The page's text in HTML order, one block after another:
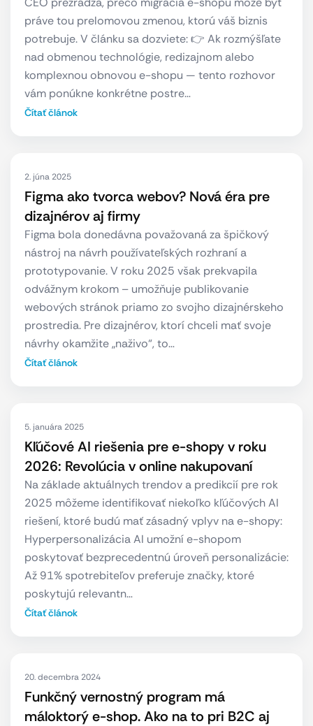
práve tou prelomovou zmenou, ktorú váš biznis
potrebuje. V článku sa dozviete: 👉 Ak rozmýšľate
nad obmenou technológie, redizajnom alebo
komplexnou obnovou e-shopu — tento rozhovor
vám ponúkne konkrétne postre…
Čítať článok
2. júna 2025
Figma ako tvorca webov? Nová éra pre
dizajnérov aj firmy
Figma bola donedávna považovaná za špičkový
nástroj na návrh používateľských rozhraní a
prototypovanie. V roku 2025 však prekvapila
odvážnym krokom – umožňuje publikovanie
webových stránok priamo zo svojho dizajnérskeho
prostredia. Pre dizajnérov, ktorí chceli mať svoje
návrhy okamžite „naživo“, to…
Čítať článok
5. januára 2025
Kľúčové AI riešenia pre e-shopy v roku
2026: Revolúcia v online nakupovaní
Na základe aktuálnych trendov a predikcií pre rok
2025 môžeme identifikovať niekoľko kľúčových AI
riešení, ktoré budú mať zásadný vplyv na e-shopy:
Hyperpersonalizácia AI umožní e-shopom
poskytovať bezprecedentnú úroveň personalizácie:
Až 91% spotrebiteľov preferuje značky, ktoré
poskytujú relevantn…
Čítať článok
20. decembra 2024
Funkčný vernostný program má
máloktorý e-shop. Ako na to pri B2C aj